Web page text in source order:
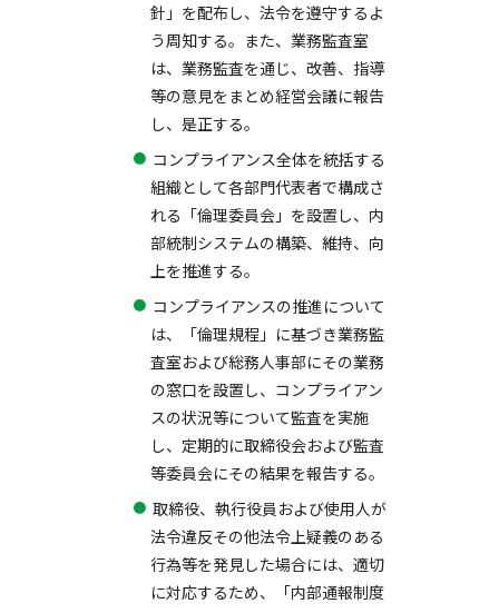
針」を配布し、法令を遵守するよ
う周知する。また、業務監査室
は、業務監査を通じ、改善、指導
等の意見をまとめ経営会議に報告
し、是正する。
コンプライアンス全体を統括する
組織として各部門代表者で構成さ
れる「倫理委員会」を設置し、内
部統制システムの構築、維持、向
上を推進する。
コンプライアンスの推進について
は、「倫理規程」に基づき業務監
査室および総務人事部にその業務
の窓口を設置し、コンプライアン
スの状況等について監査を実施
し、定期的に取締役会および監査
等委員会にその結果を報告する。
取締役、執行役員および使用人が
法令違反その他法令上疑義のある
行為等を発見した場合には、適切
に対応するため、「内部通報制度